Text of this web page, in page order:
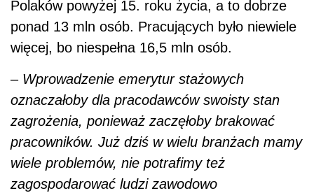
Polaków powyżej 15. roku życia, a to dobrze
ponad 13 mln osób. Pracujących było niewiele
więcej, bo niespełna 16,5 mln osób.
–Wprowadzenie emerytur stażowych
oznaczałoby dla pracodawców swoisty stan
zagrożenia, ponieważ zaczęłoby brakować
pracowników. Już dziś w wielu branżach mamy
wiele problemów, nie potrafimy też
zagospodarować ludzi zawodowo